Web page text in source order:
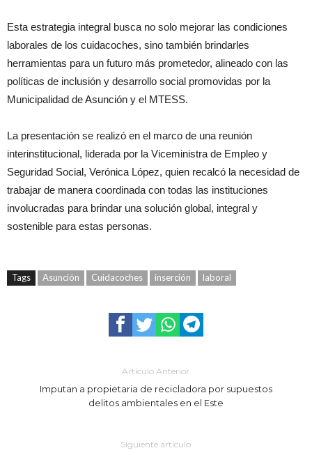
Esta estrategia integral busca no solo mejorar las condiciones
laborales de los cuidacoches, sino también brindarles
herramientas para un futuro más prometedor, alineado con las
políticas de inclusión y desarrollo social promovidas por la
Municipalidad de Asunción y el MTESS.
La presentación se realizó en el marco de una reunión
interinstitucional, liderada por la Viceministra de Empleo y
Seguridad Social, Verónica López, quien recalcó la necesidad de
trabajar de manera coordinada con todas las instituciones
involucradas para brindar una solución global, integral y
sostenible para estas personas.
Tags Asunción Cuidacoches inserción laboral
Artículo Anterior
Imputan a propietaria de recicladora por supuestos
delitos ambientales en el Este
Siguiente artículo